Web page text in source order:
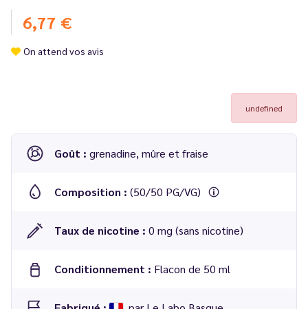
6,77 €
On attend vos avis
undefined
Goût : grenadine, mûre et fraise
Composition : (50/50 PG/VG)
Taux de nicotine : 0 mg (sans nicotine)
Conditionnement : Flacon de 50 ml